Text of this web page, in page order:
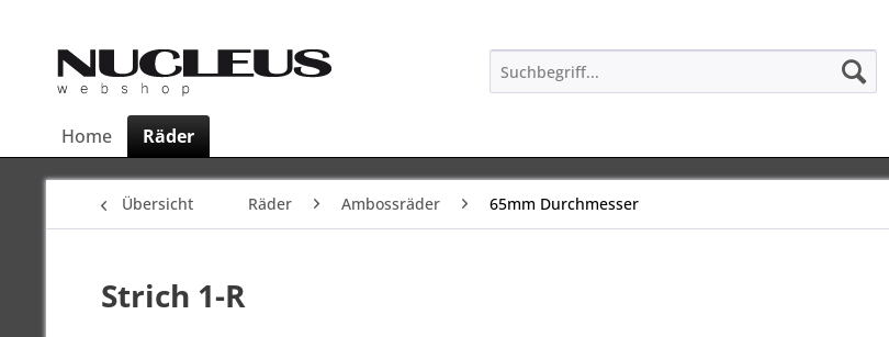
Home Räder
Übersicht Räder Ambossräder 65mm Durchmesser
Strich 1-R